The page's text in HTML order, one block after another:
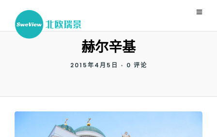
赫尔辛基
2015年4月5日 • 0 评论